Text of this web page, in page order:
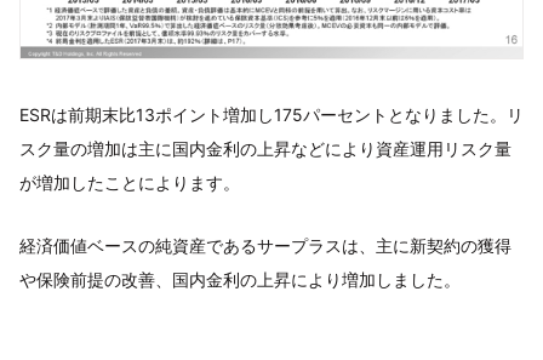
ESRは前期末比13ポイント増加し175パーセントとなりました。リ
スク量の増加は主に国内金利の上昇などにより資産運用リスク量
が増加したことによります。
経済価値ベースの純資産であるサープラスは、主に新契約の獲得
や保険前提の改善、国内金利の上昇により増加しました。